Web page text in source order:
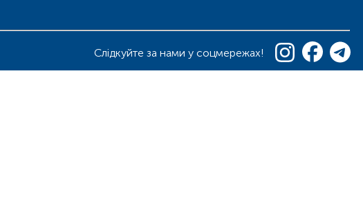
Слідкуйте за нами у соцмережах!